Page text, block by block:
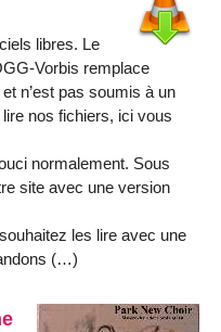
libres. Le
Vorbis remplace
n’est pas soumis à un
nos fichiers, ici vous
normalement. Sous
site avec une version
les lire avec une
(…)